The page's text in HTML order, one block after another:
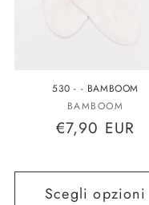
530 - - BAMBOOM
Fornitore:
BAMBOOM
Prezzo
listino
€7,90 EUR
Scegli opzioni